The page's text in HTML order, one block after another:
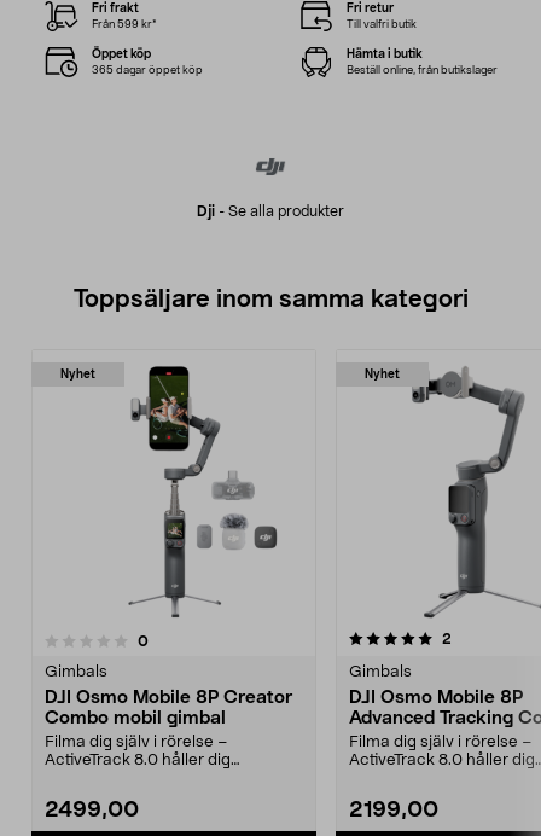
Dji - Se alla produkter
Fri frakt
Från 599 kr*
Fri retur
Till valfri butik
Öppet köp
365 dagar öppet köp
Hämta i butik
Beställ online, från butikslager
Toppsäljare inom samma kategori
Nyhet
0recensioner
Gimbals
DJI Osmo Mobile 8P Creator
Combo mobil gimbal
Filma dig själv i rörelse –
ActiveTrack 8.0 håller dig
2499,00
Nyhet
5.0 av 5 stjärnor 2
Gimbals
DJI Osmo Mobile 8P
Advanced Tracking
Kit
Filma dig själv i rörelse –
ActiveTrack 8.0 håller dig
2199,00
0.0 av 5 stjärnor